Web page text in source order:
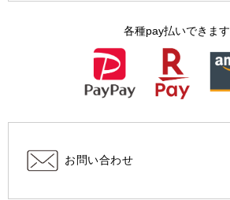
各種pay払いできます
お問い合わせ